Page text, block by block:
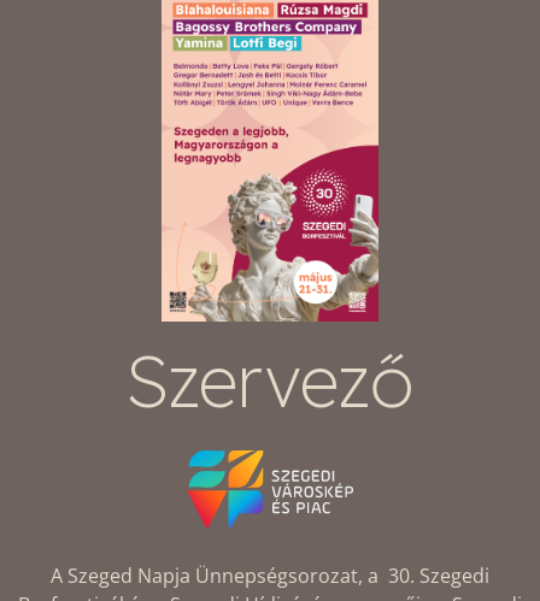
Szervező
A Szeged Napja Ünnepségsorozat, a 30. Szegedi